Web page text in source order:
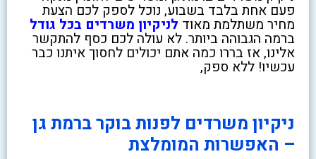
פעם אחת בלבד בשבוע, נוכל לספק לכם הצעת
מחיר משתלמת מאוד לניקיון משרדים בכל גודל
ברמה הגבוהה ביותר. לא עולה לכם כסף להתקשר
אלינו, אז בררו כמה אתם יכולים לחסוך איתנו כבר
עכשיו! ללא ספק,
ניקיון משרדים לפנות בוקר ברמת גן
– האפשרות המומלצת